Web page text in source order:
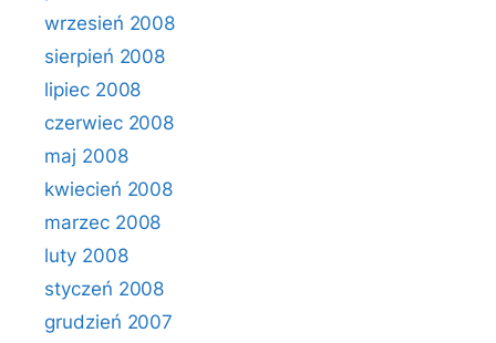
wrzesień 2008
sierpień 2008
lipiec 2008
czerwiec 2008
maj 2008
kwiecień 2008
marzec 2008
luty 2008
styczeń 2008
grudzień 2007